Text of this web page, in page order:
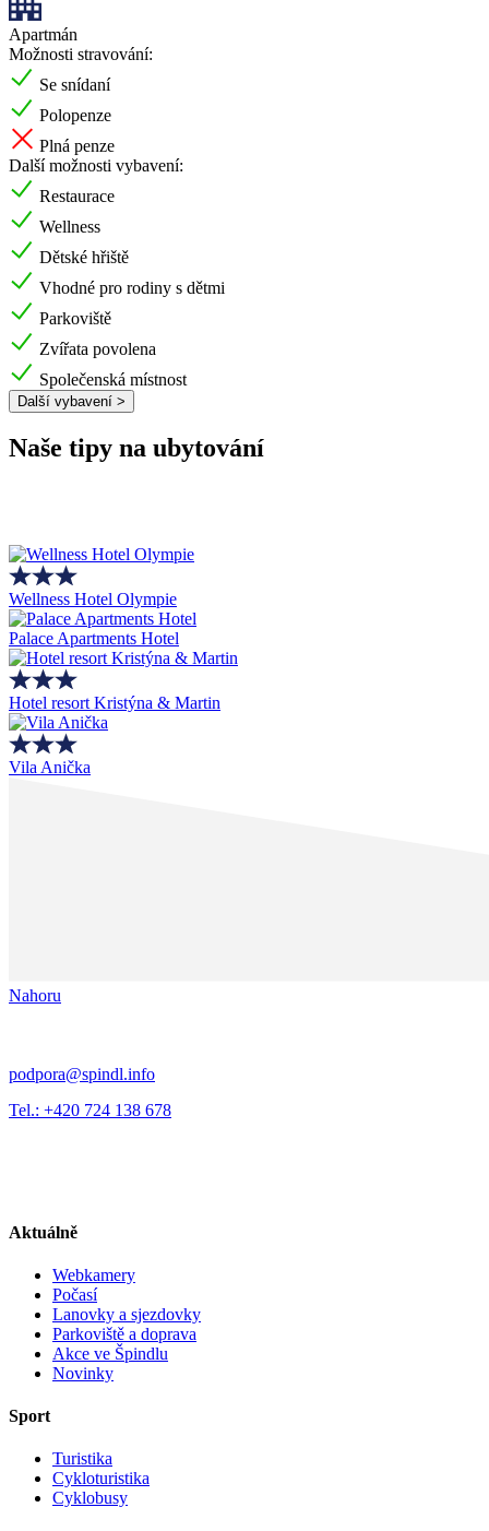
Apartmán
Možnosti stravování:
Se snídaní
Polopenze
Plná penze
Další možnosti vybavení:
Restaurace
Wellness
Dětské hřiště
Vhodné pro rodiny s dětmi
Parkoviště
Zvířata povolena
Společenská místnost
Další vybavení >
Naše tipy na ubytování
Wellness Hotel Olympie
Palace Apartments Hotel
Hotel resort Kristýna & Martin
Vila Anička
Nahoru
podpora@spindl.info
Tel.: +420 724 138 678
Aktuálně
Webkamery
Počasí
Lanovky a sjezdovky
Parkoviště a doprava
Akce ve Špindlu
Novinky
Sport
Turistika
Cykloturistika
Cyklobusy